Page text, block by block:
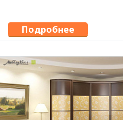
Подробнее